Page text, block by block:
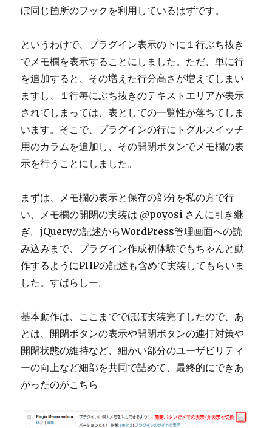
ぼ同じ箇所のフックを利用しているはずです。
というわけで、プラグイン表示の下に１行ぶち抜き
でメモ欄を表示することにしました。ただ、単に行
を追加すると、その増えた行分高さが増えてしまい
ますし、１行毎にぶち抜きのテキストエリアが表示
されてしまっては、表としての一覧性が落ちてしま
います。そこで、プラグインの行にトグルスイッチ
用のカラムを追加し、その開閉ボタンでメモ欄の表
示を行うことにしました。
まずは、メモ欄の表示と保存の部分を私の方で行
い、メモ欄の開閉の実装は @poyosi さんに引き継
ぎ。jQueryの記述からWordPress管理画面への読
み込みまで、プラグイン作成初体験でもちゃんと動
作するようにPHPの記述も含めて実装してもらいま
した。すばらしー。
基本動作は、ここまででほぼ実装完了したので、あ
とは、開閉ボタンの表示や開閉ボタンの連打対策や
開閉状態の維持など、細かい部分のユーザビリティ
ーの向上など細部を共同で詰めて、最終的にできあ
がったのがこちら